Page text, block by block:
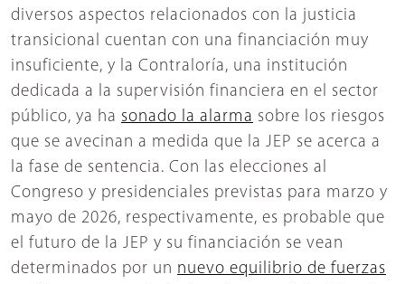
diversos aspectos relacionados con la justicia
transicional cuentan con una financiación muy
insuficiente, y la Contraloría, una institución
dedicada a la supervisión financiera en el sector
público, ya ha sonado la alarma sobre los riesgos
que se avecinan a medida que la JEP se acerca a
la fase de sentencia. Con las elecciones al
Congreso y presidenciales previstas para marzo y
mayo de 2026, respectivamente, es probable que
el futuro de la JEP y su financiación se vean
determinados por un nuevo equilibrio de fuerzas